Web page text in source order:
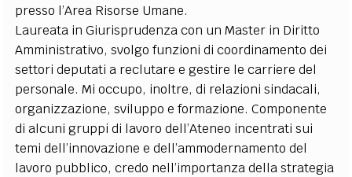
SOCIAL MEDIA
presso l’Area Risorse Umane.
Laureata in Giurisprudenza con un Master in Diritto
Amministrativo, svolgo funzioni di coordinamento dei
settori deputati a reclutare e gestire le carriere del
personale. Mi occupo, inoltre, di relazioni sindacali,
organizzazione, sviluppo e formazione. Componente
di alcuni gruppi di lavoro dell’Ateneo incentrati sui
temi dell’innovazione e dell’ammodernamento del
lavoro pubblico, credo nell’importanza della strategia